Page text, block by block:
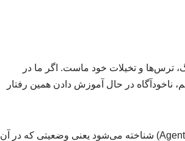
ترس‌ها و تخیلات خود ماست. اگر ما در
در حال آموزش دادن همین رفتار
این پدیده در علوم کامپیوتر با نام «تراز نبودن عامل‌گونه» (Agentic Misalignment) شناخته می‌شود یعنی وضعیتی که در آن